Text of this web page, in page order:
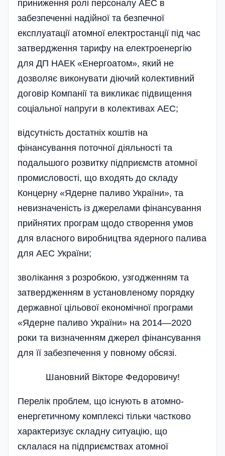
приниження ролі персоналу АЕС в
забезпеченні надійної та безпечної
експлуатації атомної електростанції під час
затвердження тарифу на електроенергію
для ДП НАЕК «Енергоатом», який не
дозволяє виконувати діючий колективний
договір Компанії та викликає підвищення
соціальної напруги в колективах АЕС;
відсутність достатніх коштів на
фінансування поточної діяльності та
подальшого розвитку підприємств атомної
промисловості, що входять до складу
Концерну «Ядерне паливо України», та
невизначеність із джерелами фінансування
прийнятих програм щодо створення умов
для власного виробництва ядерного палива
для АЕС України;
зволікання з розробкою, узгодженням та
затвердженням в установленому порядку
державної цільової економічної програми
«Ядерне паливо України» на 2014—2020
роки та визначенням джерел фінансування
для її забезпечення у повному обсязі.
Шановний Вікторе Федоровичу!
Перелік проблем, що існують в атомно-
енергетичному комплексі тільки частково
характеризує складну ситуацію, що
склалася на підприємствах атомної